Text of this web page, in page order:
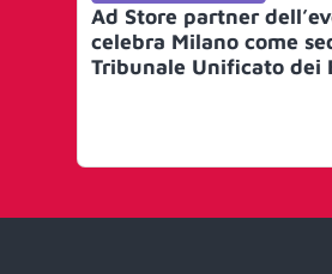
Ad Store partner
celebra Milano come
Tribunale Unificato dei